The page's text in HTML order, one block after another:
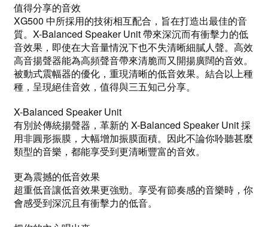
值得分享的音效
XG500 中所採用的技術相互配合，旨在打造出最佳的音
質。X-Balanced Speaker Unit 帶來深沉而有衝擊力的低
音效果，即使在大音量情況下也不失清晰細膩人聲。高效
高音揚聲器能為高頻聲音帶來清脆而又開揚廣闊的音效。
被動式震幅器的優化，重現清晰的低音效果。結合以上種
種，呈現絕佳音效，值得與三五知己分享。
X-Balanced Speaker Unit
有別於傳統揚聲器，革新的 X-Balanced Speaker Unit 採
用非圓形振膜，大幅增加振膜面積。因此不論你聆聽甚麼
類型的音樂，都能享受到更清晰豐富的音效。
更為震撼的低音效果
超重低音讓低音效果更強勁。享受有節奏感的音樂時，你
會感受到深沉且有衝擊力的低音。